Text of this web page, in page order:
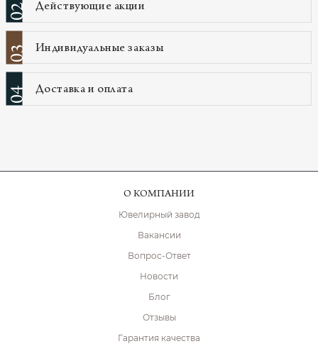
02 Действующие акции
03 Индивидуальные заказы
04 Доставка и оплата
О КОМПАНИИ
Ювелирный завод
Вакансии
Вопрос-Ответ
Новости
Блог
Отзывы
Гарантия качества